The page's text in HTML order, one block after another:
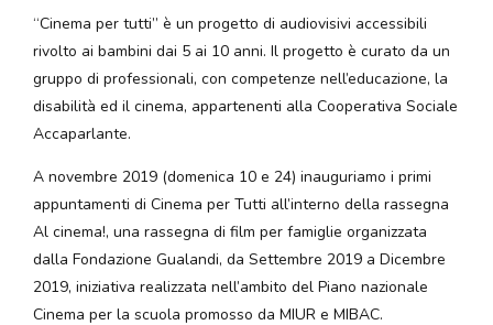
“Cinema per tutti” è un progetto di audiovisivi accessibili
rivolto ai bambini dai 5 ai 10 anni. Il progetto è curato da un
gruppo di professionali, con competenze nell’educazione, la
disabilità ed il cinema, appartenenti alla Cooperativa Sociale
Accaparlante.
A novembre 2019 (domenica 10 e 24) inauguriamo i primi
appuntamenti di Cinema per Tutti all’interno della rassegna
Al cinema!, una rassegna di film per famiglie organizzata
dalla Fondazione Gualandi, da Settembre 2019 a Dicembre
2019, iniziativa realizzata nell’ambito del Piano nazionale
Cinema per la scuola promosso da MIUR e MIBAC.